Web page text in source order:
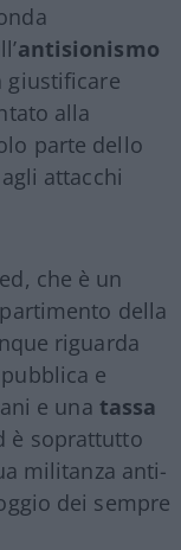
antisionismo
giustificare
alla
parte dello
attacchi
che è un
della
riguarda
e
e una tassa
è soprattutto
militanza anti-
dei sempre